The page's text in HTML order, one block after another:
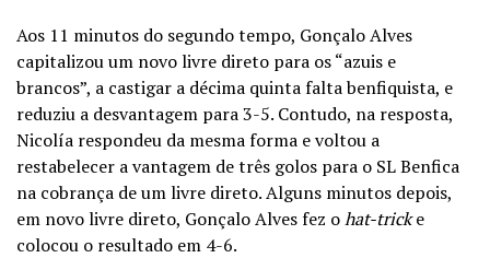
Aos 11 minutos do segundo tempo, Gonçalo Alves
capitalizou um novo livre direto para os “azuis e
brancos”, a castigar a décima quinta falta benfiquista, e
reduziu a desvantagem para 3-5. Contudo, na resposta,
Nicolía respondeu da mesma forma e voltou a
restabelecer a vantagem de três golos para o SL Benfica
na cobrança de um livre direto. Alguns minutos depois,
em novo livre direto, Gonçalo Alves fez ohat-tricke
colocou o resultado em 4-6.